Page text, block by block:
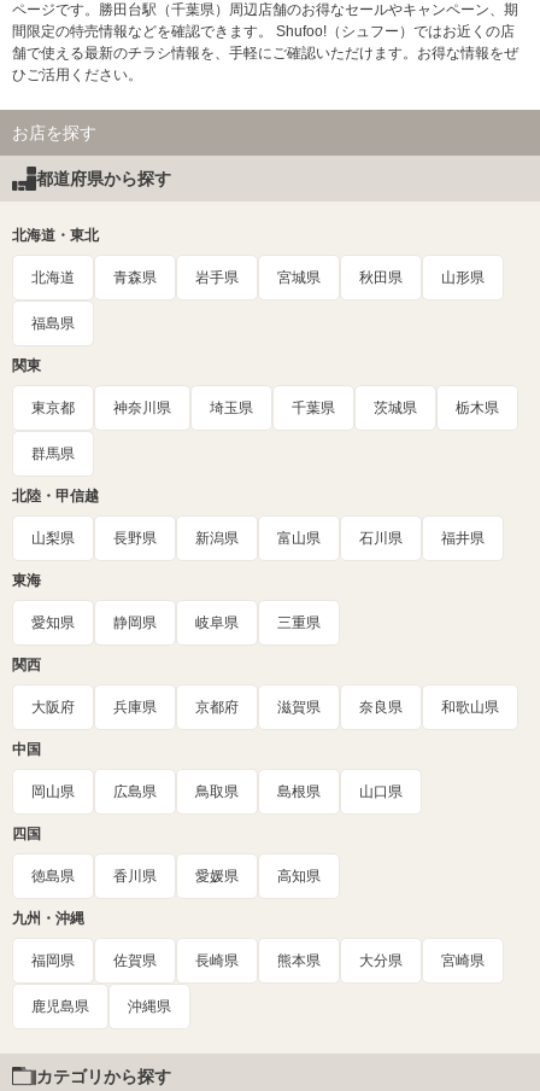
ページです。勝田台駅（千葉県）周辺店舗のお得なセールやキャンペーン、期
間限定の特売情報などを確認できます。 Shufoo!（シュフー）ではお近くの店
舗で使える最新のチラシ情報を、手軽にご確認いただけます。お得な情報をぜ
ひご活用ください。
お店を探す
都道府県から探す
北海道・東北
北海道 青森県 岩手県 宮城県 秋田県 山形県
福島県
関東
東京都 神奈川県 埼玉県 千葉県 茨城県 栃木県
群馬県
北陸・甲信越
山梨県 長野県 新潟県 富山県 石川県 福井県
東海
愛知県 静岡県 岐阜県 三重県
関西
大阪府 兵庫県 京都府 滋賀県 奈良県 和歌山県
中国
岡山県 広島県 鳥取県 島根県 山口県
四国
徳島県 香川県 愛媛県 高知県
九州・沖縄
福岡県 佐賀県 長崎県 熊本県 大分県 宮崎県
鹿児島県 沖縄県
カテゴリから探す